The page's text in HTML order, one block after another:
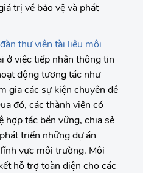
trị về bảo vệ và phát
thư viện tài liệu môi
ở việc tiếp nhận thông tin
động tương tác như
gia các sự kiện chuyên đề
đó, các thành viên có
hợp tác bền vững, chia sẻ
triển những dự án
vực môi trường. Môi
hỗ trợ toàn diện cho các